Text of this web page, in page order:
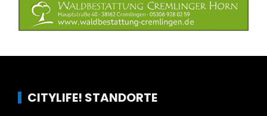
CITYLIFE! STANDORTE